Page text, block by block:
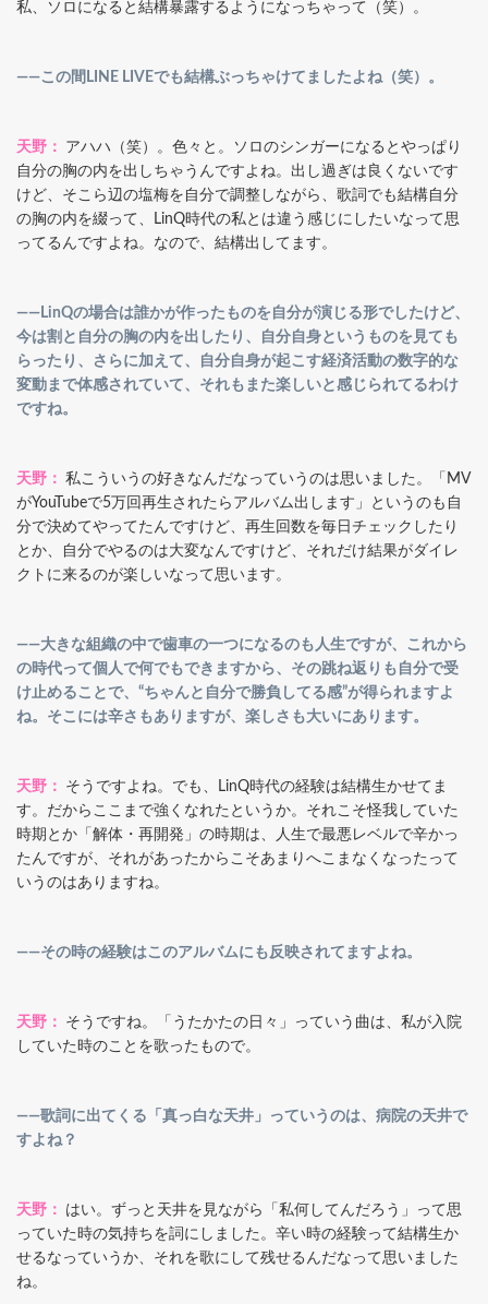
私、ソロになると結構暴露するようになっちゃって（笑）。
――この間LINE LIVEでも結構ぶっちゃけてましたよね（笑）。
天野： アハハ（笑）。色々と。ソロのシンガーになるとやっぱり
自分の胸の内を出しちゃうんですよね。出し過ぎは良くないです
けど、そこら辺の塩梅を自分で調整しながら、歌詞でも結構自分
の胸の内を綴って、LinQ時代の私とは違う感じにしたいなって思
ってるんですよね。なので、結構出してます。
――LinQの場合は誰かが作ったものを自分が演じる形でしたけど、
今は割と自分の胸の内を出したり、自分自身というものを見ても
らったり、さらに加えて、自分自身が起こす経済活動の数字的な
変動まで体感されていて、それもまた楽しいと感じられてるわけ
ですね。
天野： 私こういうの好きなんだなっていうのは思いました。「MV
がYouTubeで5万回再生されたらアルバム出します」というのも自
分で決めてやってたんですけど、再生回数を毎日チェックしたり
とか、自分でやるのは大変なんですけど、それだけ結果がダイレ
クトに来るのが楽しいなって思います。
――大きな組織の中で歯車の一つになるのも人生ですが、これから
の時代って個人で何でもできますから、その跳ね返りも自分で受
け止めることで、“ちゃんと自分で勝負してる感”が得られますよ
ね。そこには辛さもありますが、楽しさも大いにあります。
天野： そうですよね。でも、LinQ時代の経験は結構生かせてま
す。だからここまで強くなれたというか。それこそ怪我していた
時期とか「解体・再開発」の時期は、人生で最悪レベルで辛かっ
たんですが、それがあったからこそあまりへこまなくなったって
いうのはありますね。
――その時の経験はこのアルバムにも反映されてますよね。
天野： そうですね。「うたかたの日々」っていう曲は、私が入院
していた時のことを歌ったもので。
――歌詞に出てくる「真っ白な天井」っていうのは、病院の天井で
すよね？
天野： はい。ずっと天井を見ながら「私何してんだろう」って思
っていた時の気持ちを詞にしました。辛い時の経験って結構生か
せるなっていうか、それを歌にして残せるんだなって思いました
ね。